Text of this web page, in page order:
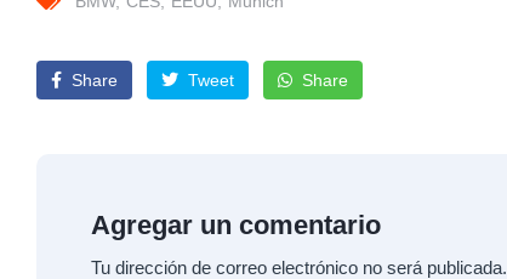
Share Tweet Share
Agregar un comentario
Tu dirección de correo electrónico no será publicada.